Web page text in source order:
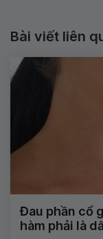
Bài viết liên
Đau phần cổ
hàm phải là